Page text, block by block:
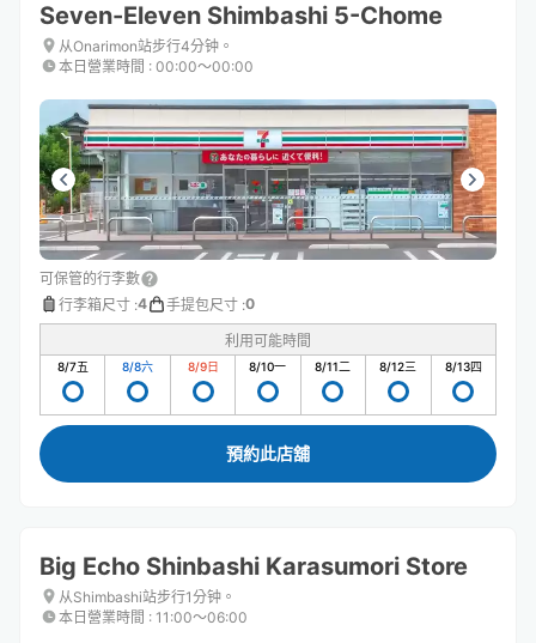
Seven-Eleven Shimbashi 5-Chome
从Onarimon站步行4分钟。
本日營業時間 : 00:00〜00:00
可保管的行李數
行李箱尺寸 :4 手提包尺寸 :0
利用可能時間
8/7五 8/8六 8/9日 8/10一 8/11二 8/12三 8/13四
預約此店舖
Big Echo Shinbashi Karasumori Store
从Shimbashi站步行1分钟。
本日營業時間 : 11:00〜06:00